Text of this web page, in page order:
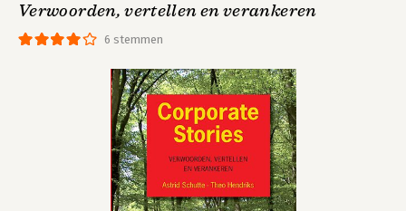
6 stemmen
Verwoorden, vertellen en verankeren